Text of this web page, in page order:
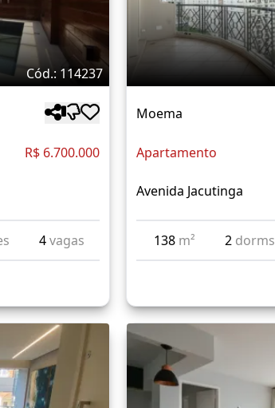
Cód.: 114237
R$ 6.700.000
4vagas
Moema
Apartamento
Avenida Jacutinga
138 m² 2 dorms